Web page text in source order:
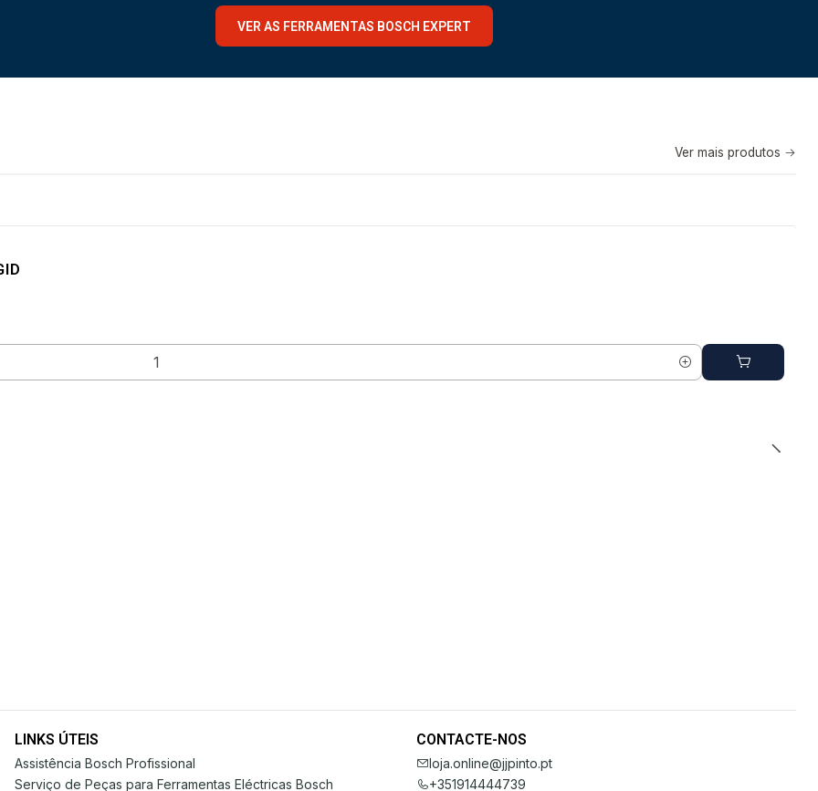
VER AS FERRAMENTAS BOSCH EXPERT
Ver mais produtos
LINKS ÚTEIS
Assistência Bosch Profissional
Serviço de Peças para Ferramentas Eléctricas Bosch
CONTACTE-NOS
loja.online@jjpinto.pt
+351914444739